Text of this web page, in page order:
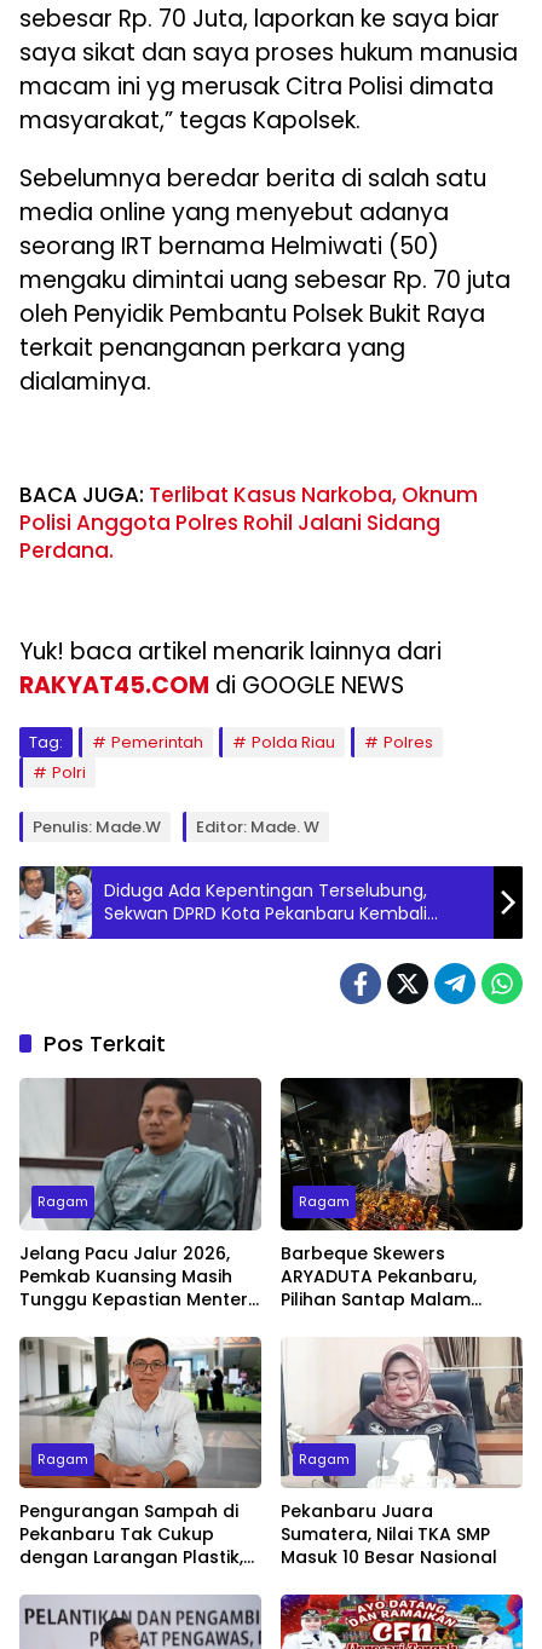
sebesar Rp. 70 Juta, laporkan ke saya biar
saya sikat dan saya proses hukum manusia
macam ini yg merusak Citra Polisi dimata
masyarakat,” tegas Kapolsek.
Sebelumnya beredar berita di salah satu
media online yang menyebut adanya
seorang IRT bernama Helmiwati (50)
mengaku dimintai uang sebesar Rp. 70 juta
oleh Penyidik Pembantu Polsek Bukit Raya
terkait penanganan perkara yang
dialaminya.
BACA JUGA: Terlibat Kasus Narkoba, Oknum
Polisi Anggota Polres Rohil Jalani Sidang
Perdana.
Yuk! baca artikel menarik lainnya dari
RAKYAT45.COM di GOOGLE NEWS
Tag: Pemerintah Polda Riau
Polres
Polri
Penulis: Made.W Editor: Made. W
Diduga Ada Kepentingan Terselubung,
Sekwan DPRD Kota Pekanbaru Kembali
Tersorot
Pos Terkait
Ragam
Jelang Pacu Jalur 2026,
Pemkab Kuansing Masih
Tunggu Kepastian Menteri
Ragam
Barbeque Skewers
ARYADUTA Pekanbaru,
Pilihan Santap Malam
Ragam
Pengurangan Sampah di
Pekanbaru Tak Cukup
dengan Larangan Plastik,
Jadi Penentu
Ragam
Pekanbaru Juara
Sumatera, Nilai TKA SMP
Masuk 10 Besar Nasional